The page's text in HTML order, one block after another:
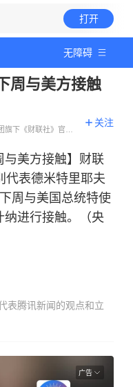
打开
无障碍
周与美方接触
旗下《财联社》官方
关注
与美方接触】财联
代表德米特里耶夫
周与美国总统特使
纳进行接触。（央
表腾讯新闻的观点和立
广告